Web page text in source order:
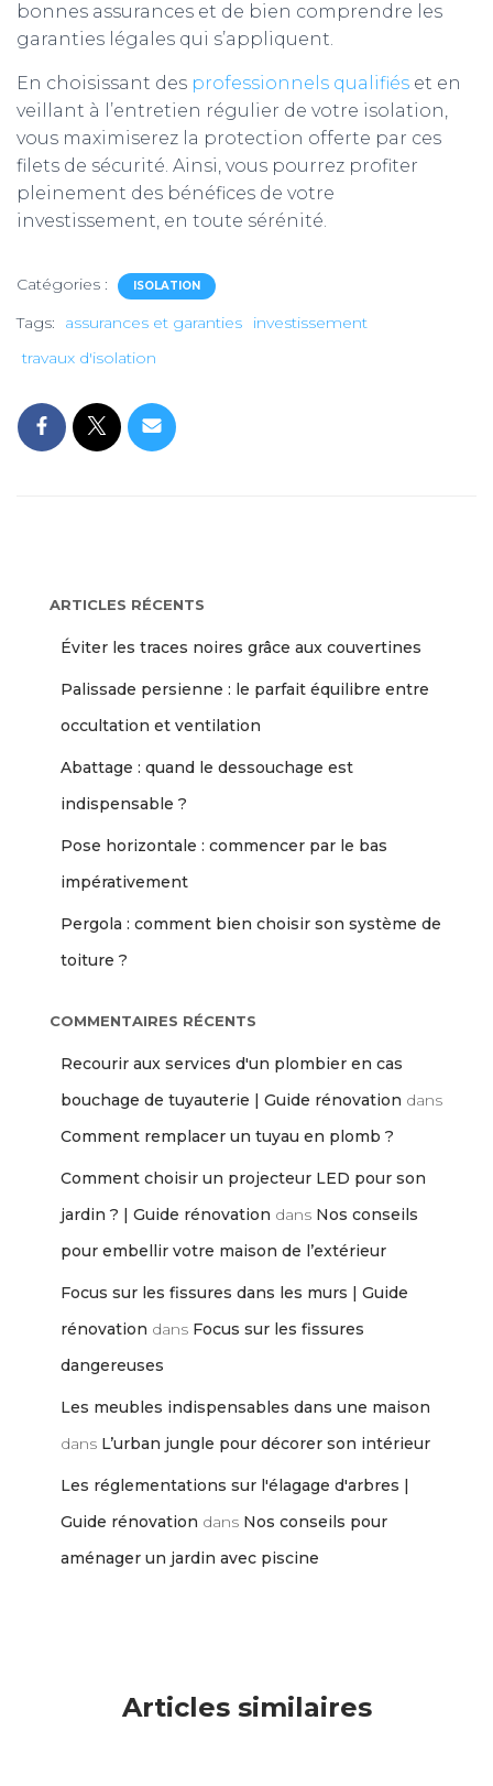
bonnes assurances et de bien comprendre les
garanties légales qui s’appliquent.
En choisissant des professionnels qualifiés et en
veillant à l’entretien régulier de votre isolation,
vous maximiserez la protection offerte par ces
filets de sécurité. Ainsi, vous pourrez profiter
pleinement des bénéfices de votre
investissement, en toute sérénité.
Catégories : ISOLATION
Tags: assurances et garanties
investissement
travaux d'isolation
ARTICLES RÉCENTS
Éviter les traces noires grâce aux couvertines
Palissade persienne : le parfait équilibre entre
occultation et ventilation
Abattage : quand le dessouchage est
indispensable ?
Pose horizontale : commencer par le bas
impérativement
Pergola : comment bien choisir son système de
toiture ?
COMMENTAIRES RÉCENTS
Recourir aux services d'un plombier en cas
bouchage de tuyauterie | Guide rénovation dans
Comment remplacer un tuyau en plomb ?
Comment choisir un projecteur LED pour son
jardin ? | Guide rénovation dans Nos conseils
pour embellir votre maison de l’extérieur
Focus sur les fissures dans les murs | Guide
rénovation dans Focus sur les fissures
dangereuses
Les meubles indispensables dans une maison
dans L’urban jungle pour décorer son intérieur
Les réglementations sur l'élagage d'arbres |
Guide rénovation dans Nos conseils pour
aménager un jardin avec piscine
Articles similaires